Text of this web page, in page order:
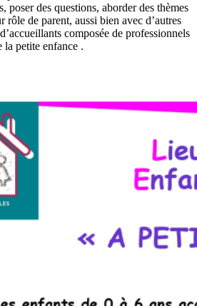
poser des questions, aborder des thèmes
rôle de parent, aussi bien avec d’autres
composée de professionnels
la petite enfance .